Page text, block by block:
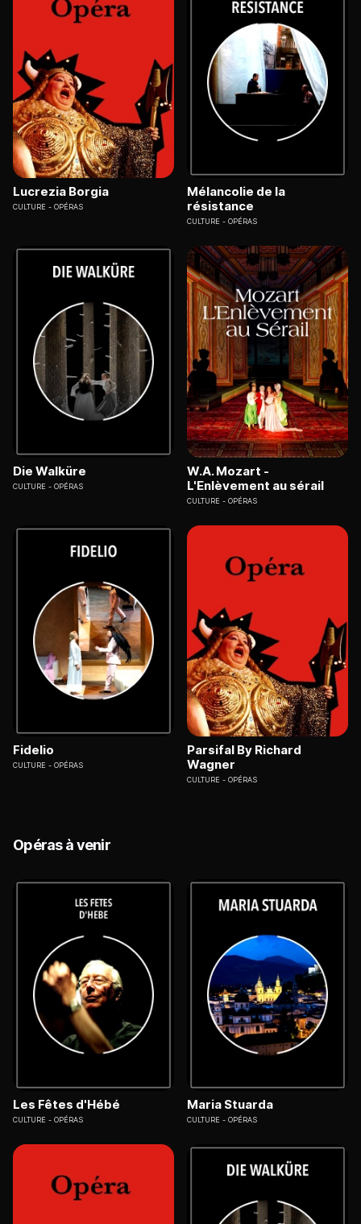
Lucrezia Borgia
CULTURE OPÉRAS
Mélancolie de la
résistance
CULTURE OPÉRAS
Die Walküre
CULTURE OPÉRAS
W.A. Mozart -
L'Enlèvement au sérail
CULTURE OPÉRAS
Fidelio
CULTURE OPÉRAS
Parsifal By Richard
Wagner
CULTURE OPÉRAS
Opéras à venir
Les Fêtes d'Hébé
CULTURE OPÉRAS
Maria Stuarda
CULTURE OPÉRAS